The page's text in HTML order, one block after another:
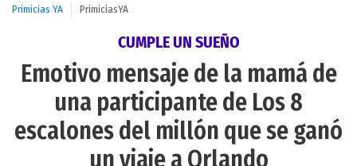
Primicias YA PrimiciasYA
CUMPLE UN SUEÑO
Emotivo mensaje de la mamá de
una participante de Los 8
escalones del millón que se ganó
un viaje a Orlando